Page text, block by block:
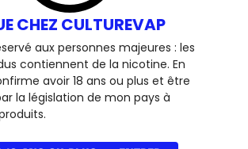
CHEZ CULTUREVAP
aux personnes majeures : les
contiennent de la nicotine. En
avoir 18 ans ou plus et être
la législation de mon pays à